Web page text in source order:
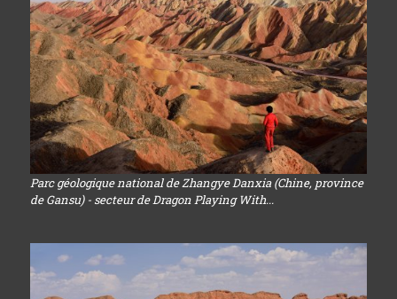
Parc géologique national de Zhangye Danxia (Chine, province
de Gansu) - secteur de Dragon Playing With...